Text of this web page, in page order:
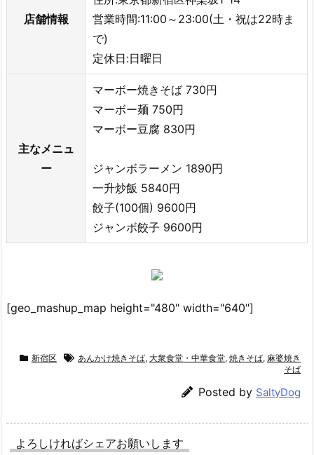
店舗情報
営業時間:11:00～23:00(土・祝は22時ま
で)
定休日:日曜日
主なメニュ
ー
マーボー焼きそば 730円
マーボー麺 750円
マーボー豆腐 830円
ジャンボラーメン 1890円
一升炒飯 5840円
餃子(100個) 9600円
ジャンボ餃子 9600円
[geo_mashup_map height="480" width="640"]
新宿区 あんかけ焼きそば, 大衆食堂・中華食堂, 焼きそば, 麻婆焼き
そば
Posted by SaltyDog
よろしければシェアお願いします